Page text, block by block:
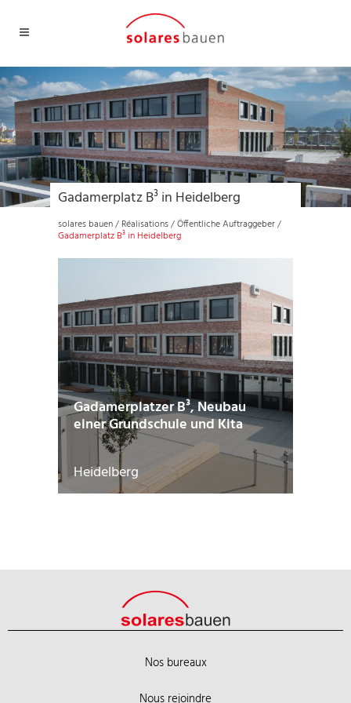
Gadamerplatz B³ in Heidelberg
solares bauen/ Réalisations/Öffentliche Auftraggeber/
Gadamerplatz B³ in Heidelberg
Gadamerplatzer B³, Neubau
einer Grundschule und Kita
Heidelberg
Nos bureaux
Nous rejoindre